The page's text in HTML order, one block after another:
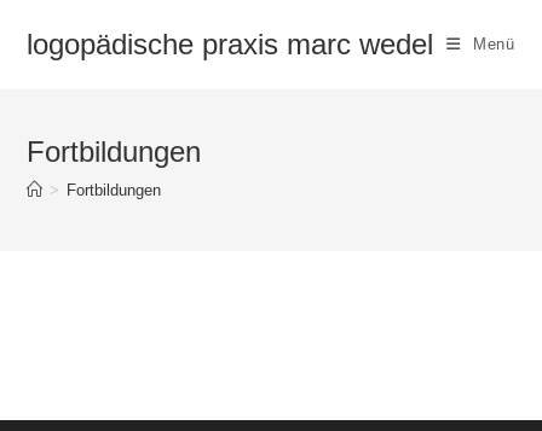
Inhaltlogopädische praxis marc wedel Menü
Fortbildungen
> Fortbildungen